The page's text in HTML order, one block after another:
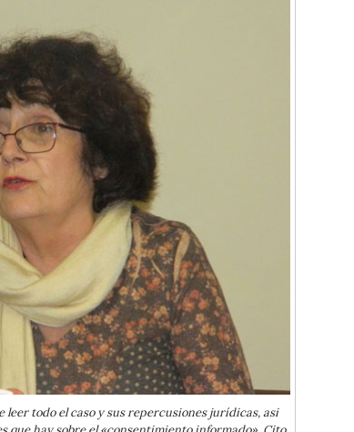
todo el caso y sus repercusiones jurídicas, asi